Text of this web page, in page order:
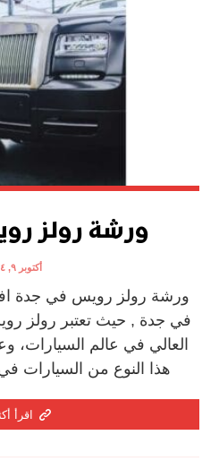
ورشة رولز
أكتوبر ٩, ٢٠٢٤
ورشة رولز رويس في جدة
في جدة , حيث تعتبر رولز
العالي في عالم السيارات،
هذا النوع من السيارات
اقرأ